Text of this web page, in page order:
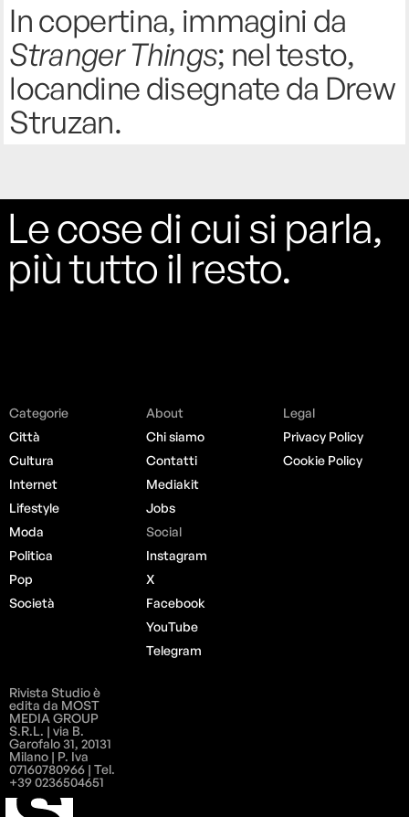
In copertina, immagini da
Stranger Things; nel testo,
locandine disegnate da Drew
Struzan.
Le cose di cui si parla,
più tutto il resto.
Categorie
Città
Cultura
Internet
Lifestyle
Moda
Politica
Pop
Società
About
Chi siamo
Contatti
Mediakit
Jobs
Social
Instagram
X
Facebook
YouTube
Telegram
Legal
Privacy Policy
Cookie Policy
Rivista Studio è
edita da MOST
MEDIA GROUP
S.R.L. | via B.
Garofalo 31, 20131
Milano | P. Iva
07160780966 | Tel.
+39 0236504651